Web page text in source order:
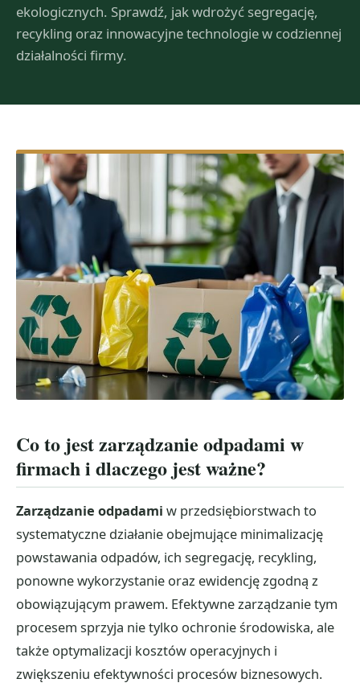
ekologicznych. Sprawdź, jak wdrożyć segregację,
recykling oraz innowacyjne technologie w codziennej
działalności firmy.
Co to jest zarządzanie odpadami w
firmach i dlaczego jest ważne?
Zarządzanie odpadami w przedsiębiorstwach to
systematyczne działanie obejmujące minimalizację
powstawania odpadów, ich segregację, recykling,
ponowne wykorzystanie oraz ewidencję zgodną z
obowiązującym prawem. Efektywne zarządzanie tym
procesem sprzyja nie tylko ochronie środowiska, ale
także optymalizacji kosztów operacyjnych i
zwiększeniu efektywności procesów biznesowych.